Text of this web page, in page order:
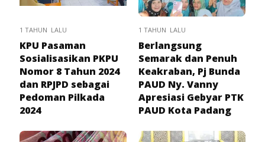
1 TAHUN LALU
KPU Pasaman
Sosialisasikan PKPU
Nomor 8 Tahun 2024
dan RPJPD sebagai
Pedoman Pilkada
2024
1 TAHUN LALU
Berlangsung
Semarak dan Penuh
Keakraban, Pj Bunda
PAUD Ny. Vanny
Apresiasi Gebyar PTK
PAUD Kota Padang